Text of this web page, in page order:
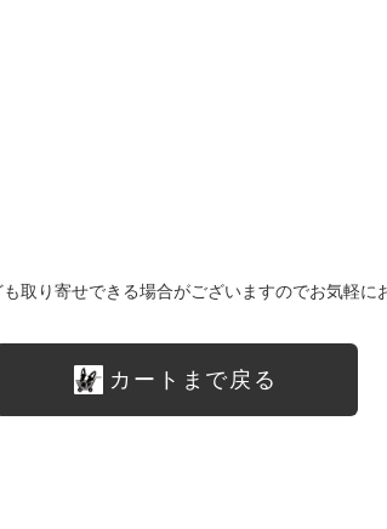
取り寄せできる場合がございますのでお気軽に
カートまで戻る